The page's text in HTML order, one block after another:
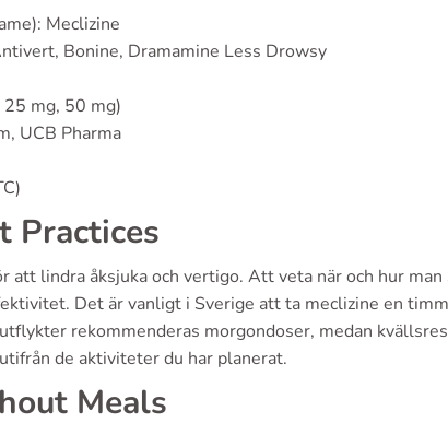
Meclizine
Bonine, Dramamine Less Drowsy
mg, 50 mg)
UCB Pharma
Practices
att lindra åksjuka och vertigo. Att veta när och hur man
Det är vanligt i Sverige att ta meclizine en
rekommenderas morgondoser, medan
de aktiviteter du har planerat.
Meals